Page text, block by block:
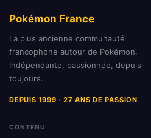
Pokémon France
La plus ancienne communauté
francophone autour de Pokémon.
Indépendante, passionnée, depuis
toujours.
DEPUIS 1999 · 27 ANS DE PASSION
CONTENU